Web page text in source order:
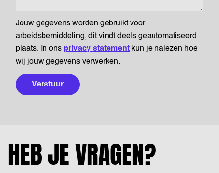
Jouw gegevens worden gebruikt voor
arbeidsbemiddeling, dit vindt deels geautomatiseerd
plaats. In ons privacy statement kun je nalezen hoe
wij jouw gegevens verwerken.
Verstuur
HEB JE VRAGEN?